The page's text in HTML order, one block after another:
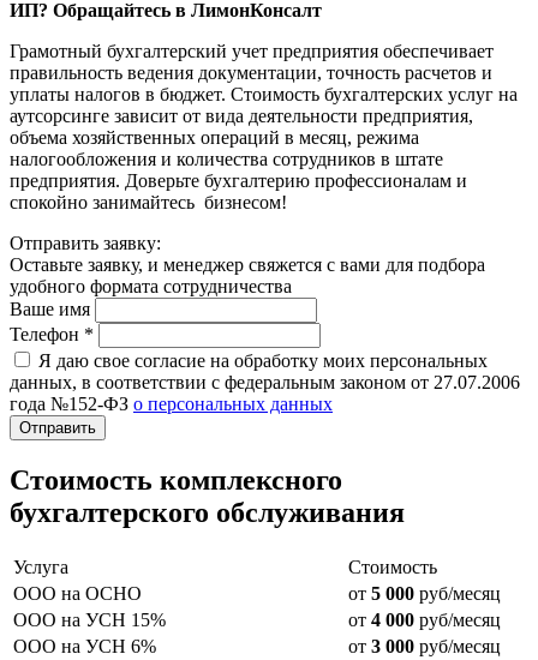
ИП? Обращайтесь в ЛимонКонсалт
Грамотный бухгалтерский учет предприятия обеспечивает
правильность ведения документации, точность расчетов и
уплаты налогов в бюджет. Стоимость бухгалтерских услуг на
аутсорсинге зависит от вида деятельности предприятия,
объема хозяйственных операций в месяц, режима
налогообложения и количества сотрудников в штате
предприятия. Доверьте бухгалтерию профессионалам и
спокойно занимайтесь бизнесом!
Отправить заявку:
Оставьте заявку, и менеджер свяжется с вами для подбора
удобного формата сотрудничества
Ваше имя
Телефон *
Я даю свое согласие на обработку моих персональных
данных, в соответствии с федеральным законом от 27.07.2006
года №152-ФЗ о персональных данных
Отправить
Стоимость комплексного
бухгалтерского обслуживания
Услуга
Стоимость
ООО на ОСНО
от 5 000 руб/месяц
ООО на УСН 15%
от 4 000 руб/месяц
ООО на УСН 6%
от 3 000 руб/месяц